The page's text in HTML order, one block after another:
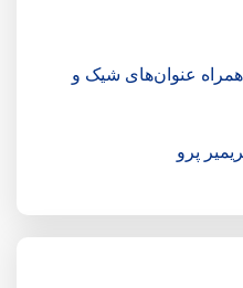
همراه عنوان‌های شیک و
پرو